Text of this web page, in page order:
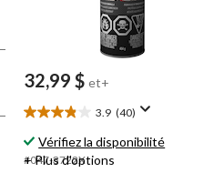
32,99 $ et+
3.9 (40)
3.9
étoile(s)
sur
Vérifiez la disponibilité
#047-3722X
+ Plus d'options